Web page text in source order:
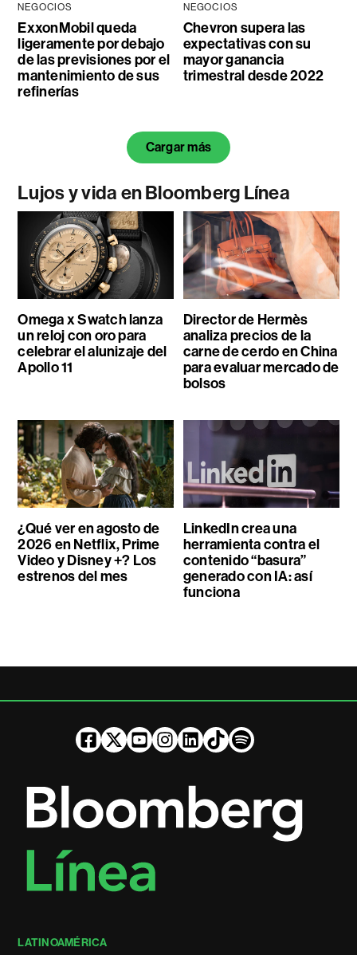
NEGOCIOS
ExxonMobil queda
ligeramente por debajo
de las previsiones por el
mantenimiento de sus
refinerías
NEGOCIOS
Chevron supera las
expectativas con su
mayor ganancia
trimestral desde 2022
Cargar más
Lujos y vida en Bloomberg Línea
Omega x Swatch lanza
un reloj con oro para
celebrar el alunizaje del
Apollo 11
Director de Hermès
analiza precios de la
carne de cerdo en China
para evaluar mercado de
bolsos
¿Qué ver en agosto de
2026 en Netflix, Prime
Video y Disney +? Los
estrenos del mes
LinkedIn crea una
herramienta contra el
contenido “basura”
generado con IA: así
funciona
LATINOAMÉRICA